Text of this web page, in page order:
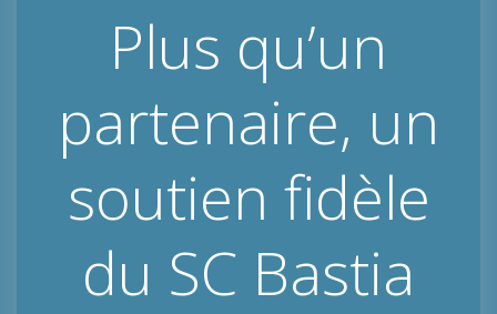
Plus qu’un
partenaire, un
soutien fidèle
du SC Bastia